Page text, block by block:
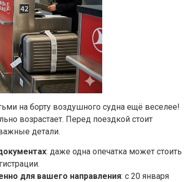
на борту воздушного судна ещё веселее!
возрастает. Перед поездкой стоит
детали.
: даже одна опечатка может стоить
для вашего направления: с 20 января